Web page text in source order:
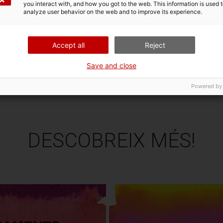
L'AGENDA I TRIA LA TEVA
DESCOBREIX MÉS!
you interact with, and how you got to the web. This information is used
analyze user behavior on the web and to improve its experience.
Accept all Reject
Save and close
Powered by